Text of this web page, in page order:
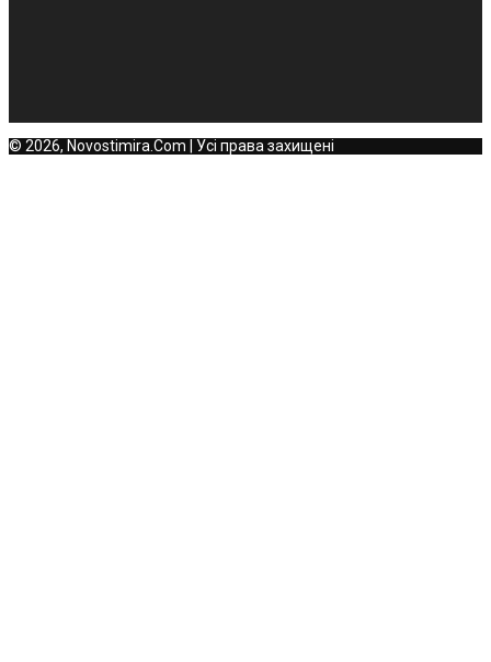
© 2026, Novostimira.Com | Усі права захищені